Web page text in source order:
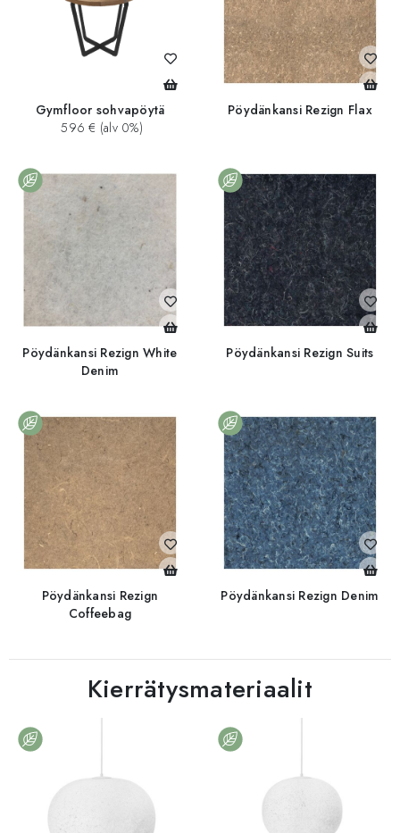
Gymfloor sohvapöytä
596 € (alv 0%)
Pöydänkansi Rezign Flax
Pöydänkansi Rezign White
Denim
Pöydänkansi Rezign Suits
Pöydänkansi Rezign
Coffeebag
Pöydänkansi Rezign Denim
Kierrätysmateriaalit